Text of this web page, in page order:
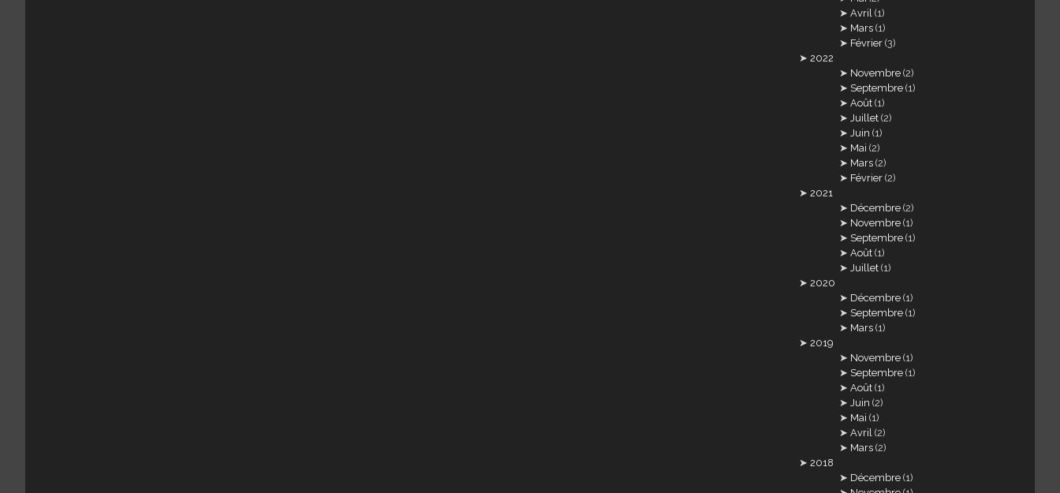
Avril (1)
Mars (1)
Février (3)
2022
Novembre (2)
Septembre (1)
Août (1)
Juillet (2)
Juin (1)
Mai (2)
Mars (2)
Février (2)
2021
Décembre (2)
Novembre (1)
Septembre (1)
Août (1)
Juillet (1)
2020
Décembre (1)
Septembre (1)
Mars (1)
2019
Novembre (1)
Septembre (1)
Août (1)
Juin (2)
Mai (1)
Avril (2)
Mars (2)
2018
Décembre (1)